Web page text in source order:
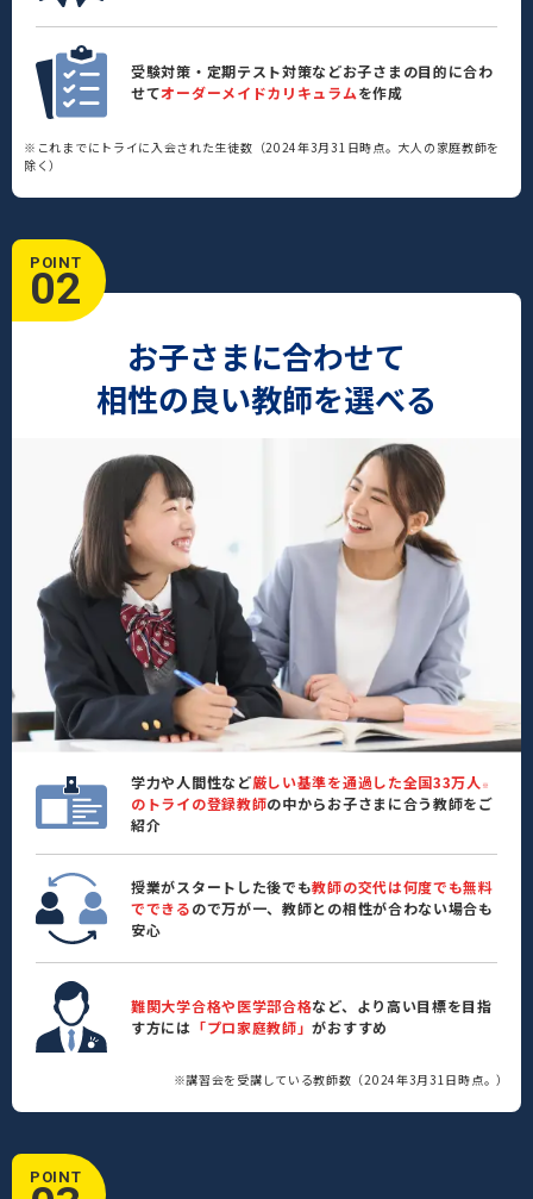
受験対策・定期テスト対策などお子さまの目的に合わ
せてオーダーメイドカリキュラムを作成
※これまでにトライに入会された生徒数（2024年3月31日時点。大人の家庭教師を
除く）
POINT
02
お子さまに合わせて
相性の良い教師を選べる
学力や人間性など厳しい基準を通過した全国33万人 ※
のトライの登録教師の中からお子さまに合う教師をご
紹介
授業がスタートした後でも教師の交代は何度でも無料
でできるので万が一、教師との相性が合わない場合も
安心
難関大学合格や医学部合格など、より高い目標を目指
す方には 「プロ家庭教師」がおすすめ
※講習会を受講している教師数（2024年3月31日時点。）
POINT